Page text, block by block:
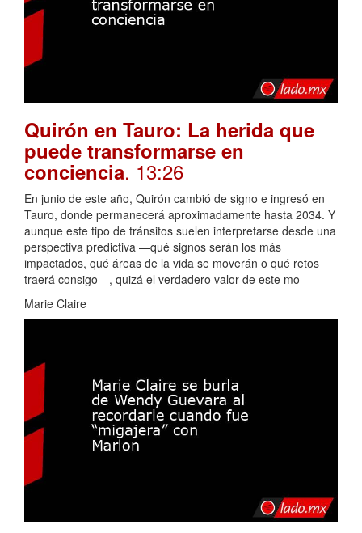
Quirón en Tauro: La herida que
puede transformarse en
conciencia. 13:26
En junio de este año, Quirón cambió de signo e ingresó en
Tauro, donde permanecerá aproximadamente hasta 2034. Y
aunque este tipo de tránsitos suelen interpretarse desde una
perspectiva predictiva —qué signos serán los más
impactados, qué áreas de la vida se moverán o qué retos
traerá consigo—, quizá el verdadero valor de este mo
Marie Claire